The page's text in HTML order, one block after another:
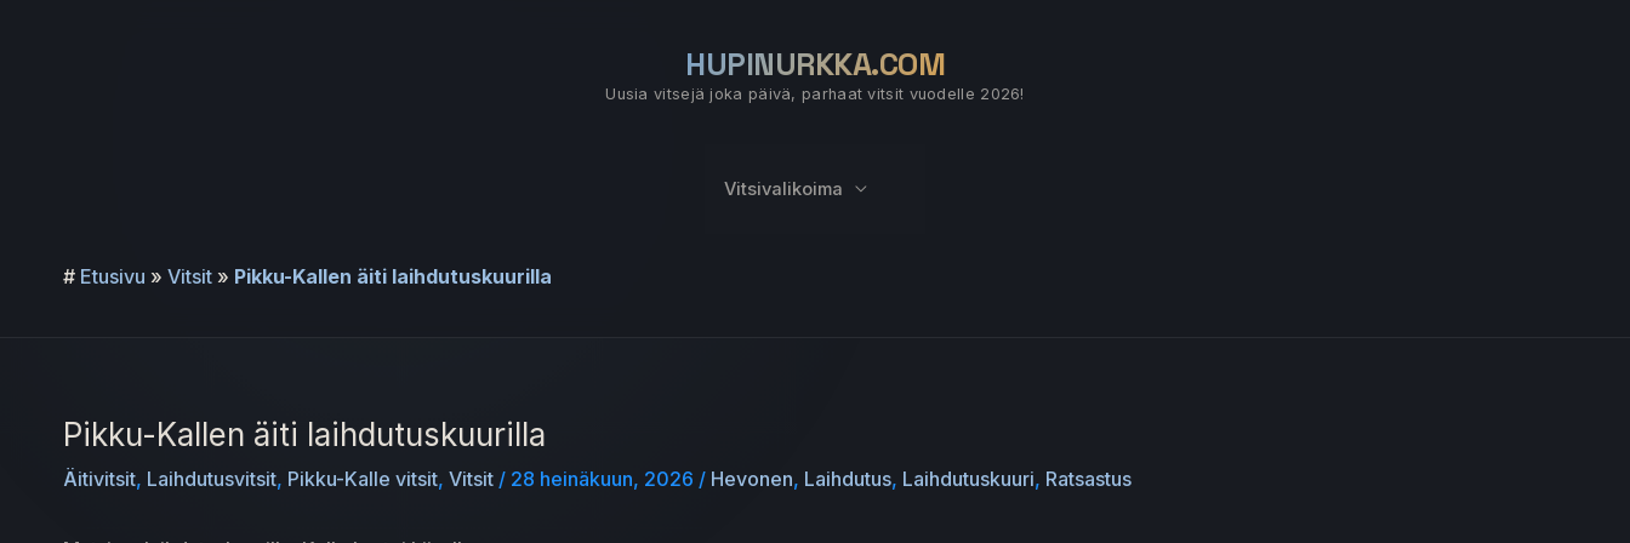
HUPINURKKA.COM
Uusia vitsejä joka päivä, parhaat vitsit vuodelle 2026!
Vitsivalikoima
# Etusivu » Vitsit » Pikku-Kallen äiti laihdutuskuurilla
Pikku-Kallen äiti laihdutuskuurilla
Äitivitsit, Laihdutusvitsit, Pikku-Kalle vitsit, Vitsit / 28 heinäkuun, 2026 / Hevonen, Laihdutus, Laihdutuskuuri, Ratsastus